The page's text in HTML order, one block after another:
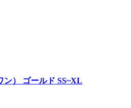
ン） ゴールド SS~XL